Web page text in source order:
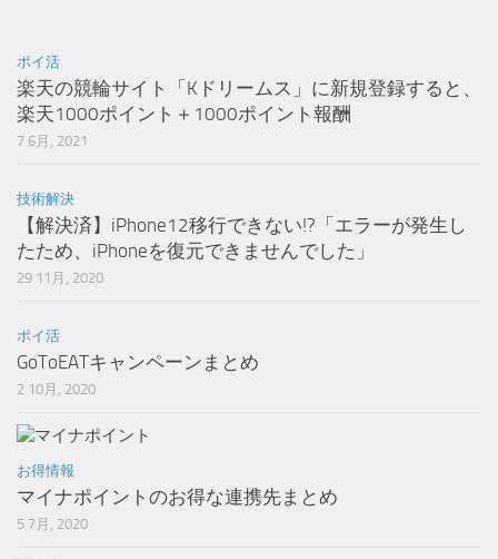
ポイ活
楽天の競輪サイト「Kドリームス」に新規登録すると、
楽天1000ポイント＋1000ポイント報酬
7 6月, 2021
技術解決
【解決済】iPhone12移行できない!?「エラーが発生し
たため、iPhoneを復元できませんでした」
29 11月, 2020
ポイ活
GoToEATキャンペーンまとめ
2 10月, 2020
お得情報
マイナポイントのお得な連携先まとめ
5 7月, 2020